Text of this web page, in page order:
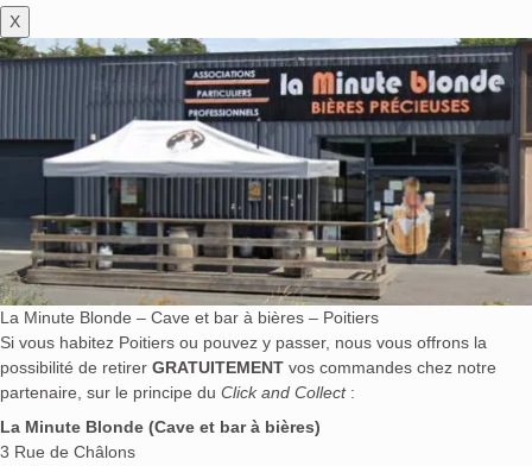
X
La Minute Blonde – Cave et bar à bières – Poitiers
Si vous habitez Poitiers ou pouvez y passer, nous vous offrons la
possibilité de retirer GRATUITEMENT vos commandes chez notre
partenaire, sur le principe du Click and Collect:
La Minute Blonde (Cave et bar à bières)
3 Rue de Châlons